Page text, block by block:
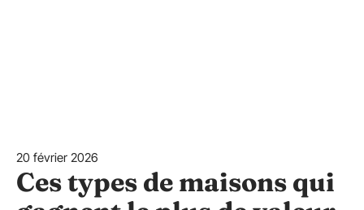
20 février 2026
Ces types de maisons qui